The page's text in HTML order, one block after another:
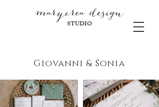
marycrea design
STUDIO
Giovanni & Sonia